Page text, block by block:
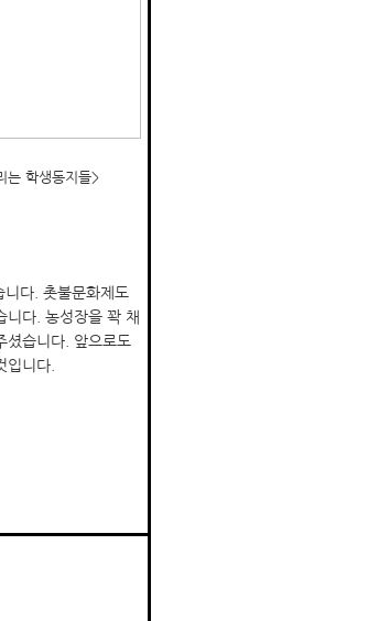
는 학생동지들>
다. 촛불문화제도
니다. 농성장을 꽉 채
셨습니다. 앞으로도
입니다.